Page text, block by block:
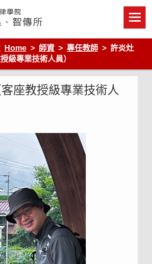
法律學系-智慧財產暨科技法律研究所
Home 師資 專任教師
許炎灶
授級專業技術人員）
座教授級專業技術人